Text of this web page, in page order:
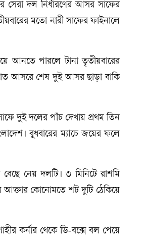
সেরা দল নির্ধারণের আসর সাফের
মতো নারী সাফের ফাইনালে
আনতে পারলে টানা তৃতীয়বারের
আসরে শেষ দুই আসর ছাড়া বাকি
দুই দলের পাঁচ দেখায় প্রথম তিন
বুধবারের ম্যাচে জয়ের ফলে
নেয় দলটি। ৩ মিনিটে রাশমি
আক্তার কোনোমতে শট দুটি ঠেকিয়ে
কর্নার থেকে ডি-বক্সে বল পেয়ে